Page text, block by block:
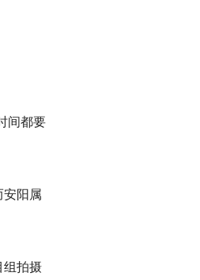
间都要
安阳属
组拍摄